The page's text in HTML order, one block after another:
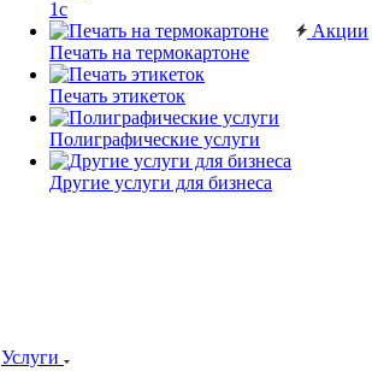
1c
Печать на термокартоне
Печать этикеток
Полиграфические услуги
Другие услуги для бизнеса
Акции
Услуги